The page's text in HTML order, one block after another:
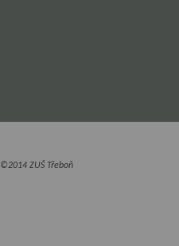
©2014 ZUŠ Třeboň